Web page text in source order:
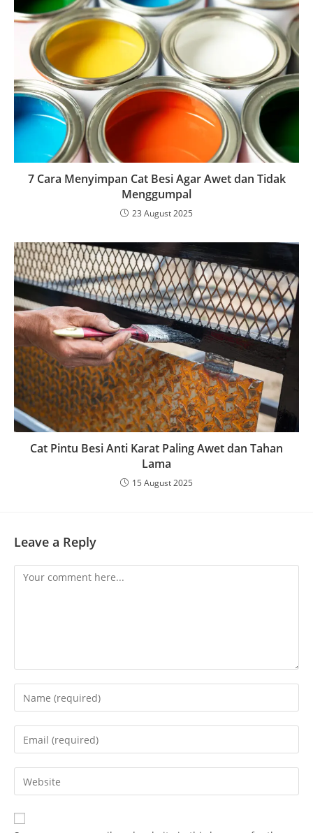
7 Cara Menyimpan Cat Besi Agar Awet dan Tidak
Menggumpal
23 August 2025
Cat Pintu Besi Anti Karat Paling Awet dan Tahan
Lama
15 August 2025
Leave a Reply
Comment
Enter
your
name
comment
Enter
your
email
address
comment
Enter
your
website
URL